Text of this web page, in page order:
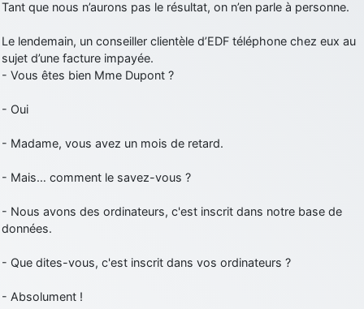
Tant que nous n’aurons pas le résultat, on n’en parle à personne.
Le lendemain, un conseiller clientèle d’EDF téléphone chez eux au
sujet d’une facture impayée.
- Vous êtes bien Mme Dupont ?
- Oui
- Madame, vous avez un mois de retard.
- Mais… comment le savez-vous ?
- Nous avons des ordinateurs, c'est inscrit dans notre base de
données.
- Que dites-vous, c'est inscrit dans vos ordinateurs ?
- Absolument !